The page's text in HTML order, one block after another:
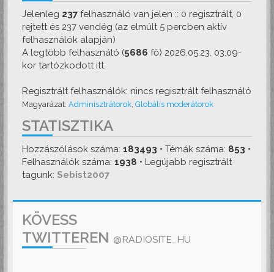
Jelenleg 237 felhasználó van jelen :: 0 regisztrált, 0
rejtett és 237 vendég (az elmúlt 5 percben aktív
felhasználók alapján)
A legtöbb felhasználó (5686 fő) 2026.05.23. 03:09-
kor tartózkodott itt.
Regisztrált felhasználók: nincs regisztrált felhasználó
Magyarázat: Adminisztrátorok Globális moderátorok
STATISZTIKA
Hozzászólások száma: 183493 • Témák száma: 853 •
Felhasználók száma: 1938 • Legújabb regisztrált
tagunk: Sebist2007
KÖVESS
TWITTEREN @RADIOSITE_HU